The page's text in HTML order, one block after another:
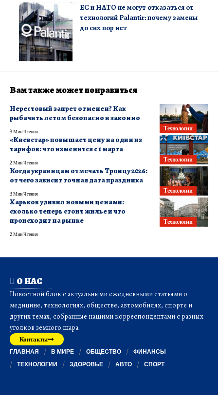
ЕС и НАТО не могут отказаться от
технологий Palantir: почему замены
до сих пор нет
Вам также может понравиться
Технологии
Нерестовый запрет отменен? Как
рыбачить летом безопасно и законно
3 Мин Чтения
Технологии
«Киевстар» повышает цену на один из
тарифов: что изменится с 1 марта
2 Мин Чтения
Технологии
Когда украинцам отмечать Троицу 2026:
от чего зависит точная дата праздника
3 Мин Чтения
Технологии
Харьков удивил новыми ценами:
сколько теперь стоит жилье и что
происходит на рынке
2 Мин Чтения
О НАС
Новостной блок с актуальными ежедневными статьями о
медицине, технологиях, обществе, автомобилях, спорте и
других темах, собранные нашими корреспондентами с разных
уголков земного шара.
Контакты
ГЛАВНАЯ В МИРЕ ОБЩЕСТВО
ФИНАНСЫ
ТЕХНОЛОГИИ
ЗДОРОВЬЕ АВТО СПОРТ